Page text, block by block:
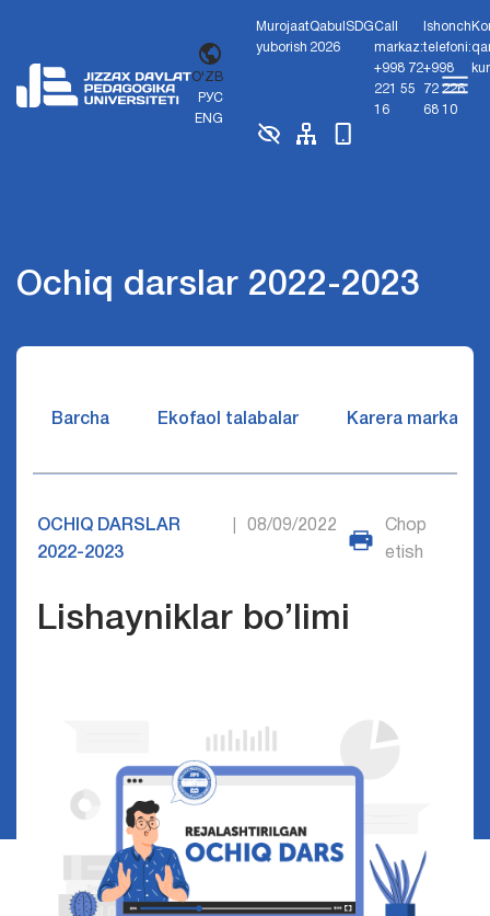
O'ZB
РУС
ENG
Murojaat
yuborish
Qabul
2026
SDGCall
markaz:
+998 72
221 55
16
Ishonch
telefoni:
+998
72 226
68 10
Ochiq darslar 2022-2023
Barcha Ekofaol talabalar Karera markazi
OCHIQ DARSLAR
2022-2023
08/09/2022
Chop
etish
Lishayniklar bo’limi